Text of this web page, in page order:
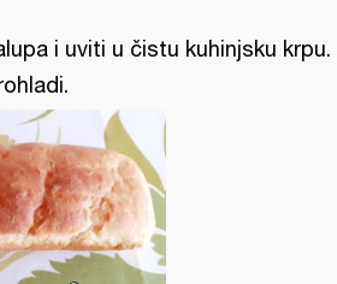
i uviti u čistu kuhinjsku krpu.